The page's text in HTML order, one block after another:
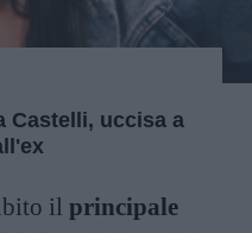
Castelli, uccisa a
il principale